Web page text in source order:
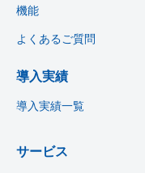
機能
よくあるご質問
導入実績
導入実績一覧
サービス